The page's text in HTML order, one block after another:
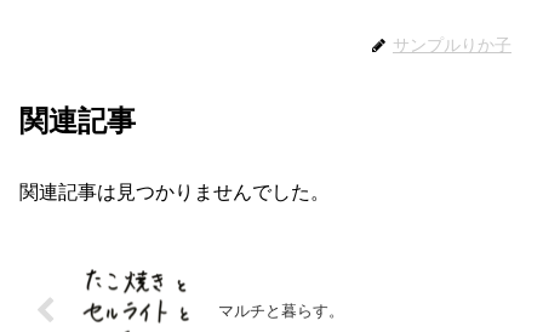
サンプルりか子
関連記事
関連記事は見つかりませんでした。
マルチと暮らす。